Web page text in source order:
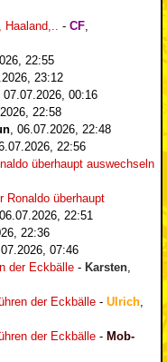
Haaland,.. - CF,
22:55
23:12
07.07.2026, 00:16
22:58
, 06.07.2026, 22:48
22:56
überhaupt auswechseln
Ronaldo überhaupt
06.07.2026, 22:51
22:36
07:46
der Eckbälle - Karsten,
der Eckbälle - Ulrich,
der Eckbälle - Mob-